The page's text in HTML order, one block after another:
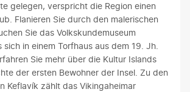
gelegen, verspricht die Region einen
Flanieren Sie durch den malerischen
Sie das Volkskundemuseum
in einem Torfhaus aus dem 19. Jh.
Sie mehr über die Kultur Islands
der ersten Bewohner der Insel. Zu den
Keflavík zählt das Vikingaheimar